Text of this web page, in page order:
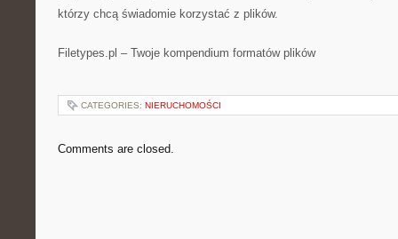
którzy chcą świadomie korzystać z plików.
Filetypes.pl – Twoje kompendium formatów plików
CATEGORIES: NIERUCHOMOŚCI
Comments are closed.